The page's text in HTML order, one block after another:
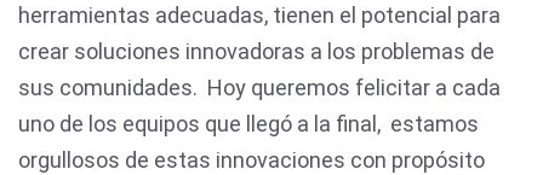
herramientas adecuadas, tienen el potencial para
crear soluciones innovadoras a los problemas de
sus comunidades. Hoy queremos felicitar a cada
uno de los equipos que llegó a la final, estamos
orgullosos de estas innovaciones con propósito